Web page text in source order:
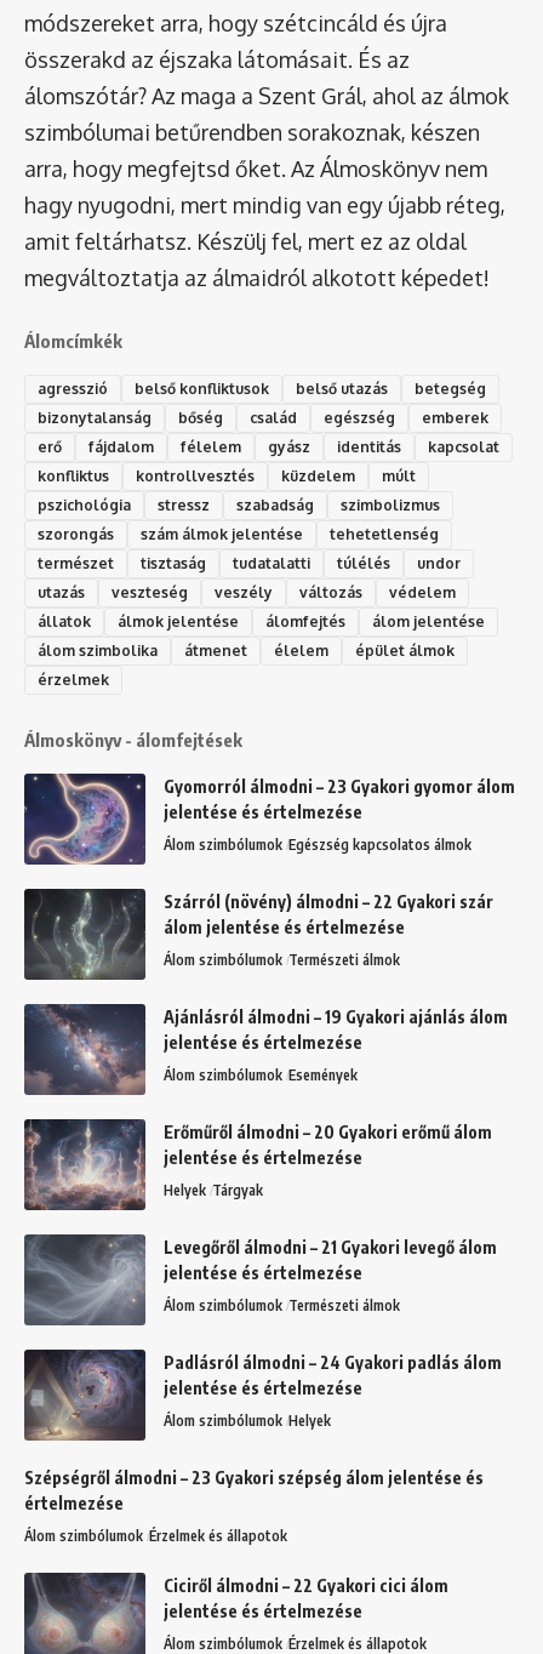
módszereket arra, hogy szétcincáld és újra
összerakd az éjszaka látomásait. És az
álomszótár? Az maga a Szent Grál, ahol az álmok
szimbólumai betűrendben sorakoznak, készen
arra, hogy megfejtsd őket. Az Álmoskönyv nem
hagy nyugodni, mert mindig van egy újabb réteg,
amit feltárhatsz. Készülj fel, mert ez az oldal
megváltoztatja az álmaidról alkotott képedet!
Álomcímkék
agresszió belső konfliktusok belső utazás
betegség
bizonytalanság
bőség család egészség
emberek
erő
fájdalom félelem gyász identitás
kapcsolat
konfliktus
kontrollvesztés küzdelem
múlt
pszichológia
stressz szabadság
szimbolizmus
szorongás
szám álmok jelentése
tehetetlenség
természet
tisztaság tudatalatti túlélés
undor
utazás
veszteség veszély változás
védelem
állatok
álmok jelentése álomfejtés
álom jelentése
álom szimbolika
átmenet élelem
épület álmok
érzelmek
Álmoskönyv - álomfejtések
Gyomorról álmodni – 23 Gyakori gyomor álom
jelentése és értelmezése
Álom szimbólumok Egészség kapcsolatos álmok
Szárról (növény) álmodni – 22 Gyakori szár
álom jelentése és értelmezése
Álom szimbólumok Természeti álmok
Ajánlásról álmodni – 19 Gyakori ajánlás álom
jelentése és értelmezése
Álom szimbólumok Események
Erőműről álmodni – 20 Gyakori erőmű álom
jelentése és értelmezése
Helyek Tárgyak
Levegőről álmodni – 21 Gyakori levegő álom
jelentése és értelmezése
Álom szimbólumok Természeti álmok
Padlásról álmodni – 24 Gyakori padlás álom
jelentése és értelmezése
Álom szimbólumok Helyek
Szépségről álmodni – 23 Gyakori szépség álom jelentése és
értelmezése
Álom szimbólumok Érzelmek és állapotok
Ciciről álmodni – 22 Gyakori cici álom
jelentése és értelmezése
Álom szimbólumok Érzelmek és állapotok